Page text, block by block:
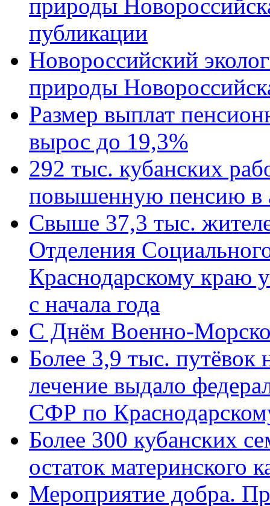
природы
публикации
Новороссийский
природы
Размер выплат
вырос до 19,3%
292 тыс. кубанских
повышенную пенсию в
Свыше 37,3 тыс.
Отделения
Краснодарскому краю
с начала года
C Днём Военно-
Более 3,9 тыс. путёвок
лечение выдало
СФР по
Более 300 кубанских
остаток материнского
Мероприятие добра.